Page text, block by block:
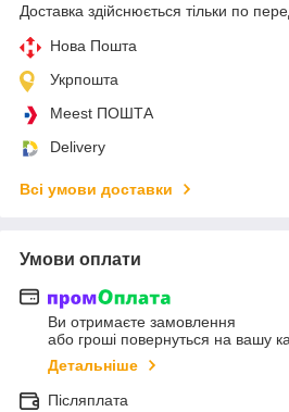
Доставка здійснюється тільки по
Нова Пошта
Укрпошта
Meest ПОШТА
Delivery
Всі умови доставки
Умови оплати
Ви отримаєте замовлення
або гроші повернуться на вашу
Детальніше
Післяплата